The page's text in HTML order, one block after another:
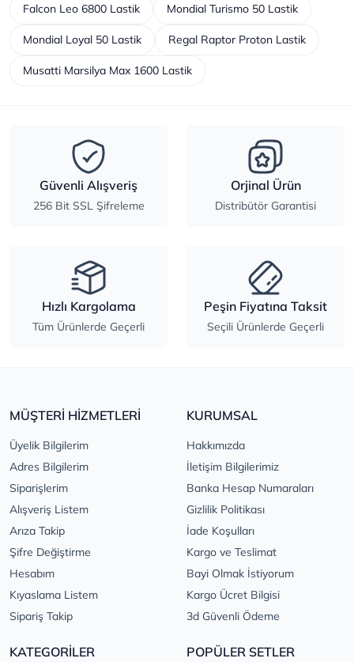
Falcon Leo 6800 Lastik Mondial Turismo 50 Lastik
Mondial Loyal 50 Lastik Regal Raptor Proton Lastik
Musatti Marsilya Max 1600 Lastik
Güvenli Alışveriş
256 Bit SSL Şifreleme
Orjinal Ürün
Distribütör Garantisi
Hızlı Kargolama
Tüm Ürünlerde Geçerli
Peşin Fiyatına Taksit
Seçili Ürünlerde Geçerli
MÜŞTERİ HİZMETLERİ
Üyelik Bilgilerim
Adres Bilgilerim
Siparişlerim
Alışveriş Listem
Arıza Takip
Şifre Değiştirme
Hesabım
Kıyaslama Listem
Sipariş Takip
KURUMSAL
Hakkımızda
İletişim Bilgilerimiz
Banka Hesap Numaraları
Gizlilik Politikası
İade Koşulları
Kargo ve Teslimat
Bayi Olmak İstiyorum
Kargo Ücret Bilgisi
3d Güvenli Ödeme
KATEGORİLER POPÜLER SETLER